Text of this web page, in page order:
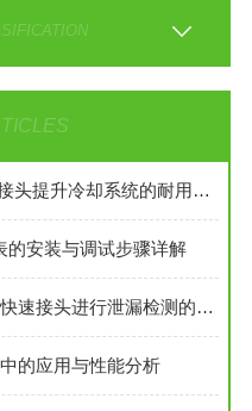
如何通过UQD02丹佛斯液冷接头提升冷却系统的耐用性？
的安装与调试步骤详解
定期对5400-S5-8制冷行业用快速接头进行泄漏检测的必要性与操作方法
的应用与性能分析